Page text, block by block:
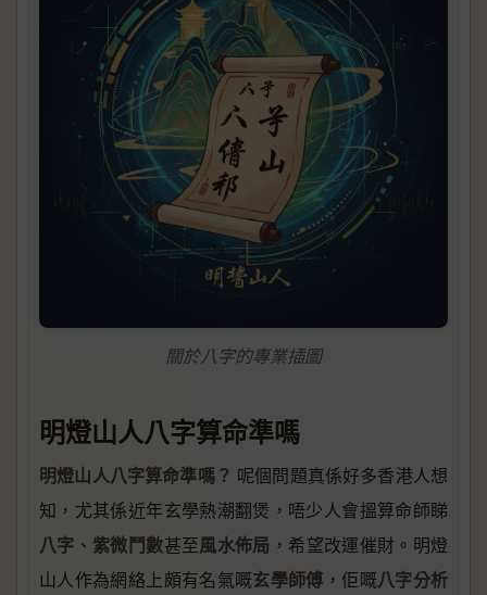
關於八字的專業插圖
明燈山人八字算命準嗎
明燈山人八字算命準嗎？ 呢個問題真係好多香港人想
知，尤其係近年玄學熱潮翻煲，唔少人會搵算命師睇
八字 、 紫微鬥數甚至風水佈局 ，希望改運催財。明燈
山人作為網絡上頗有名氣嘅玄學師傅 ，佢嘅八字分析